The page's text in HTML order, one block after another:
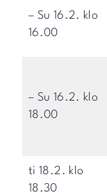
– Su 16.2. klo
16.00
– Su 16.2. klo
18.00
ti 18.2. klo
18.30